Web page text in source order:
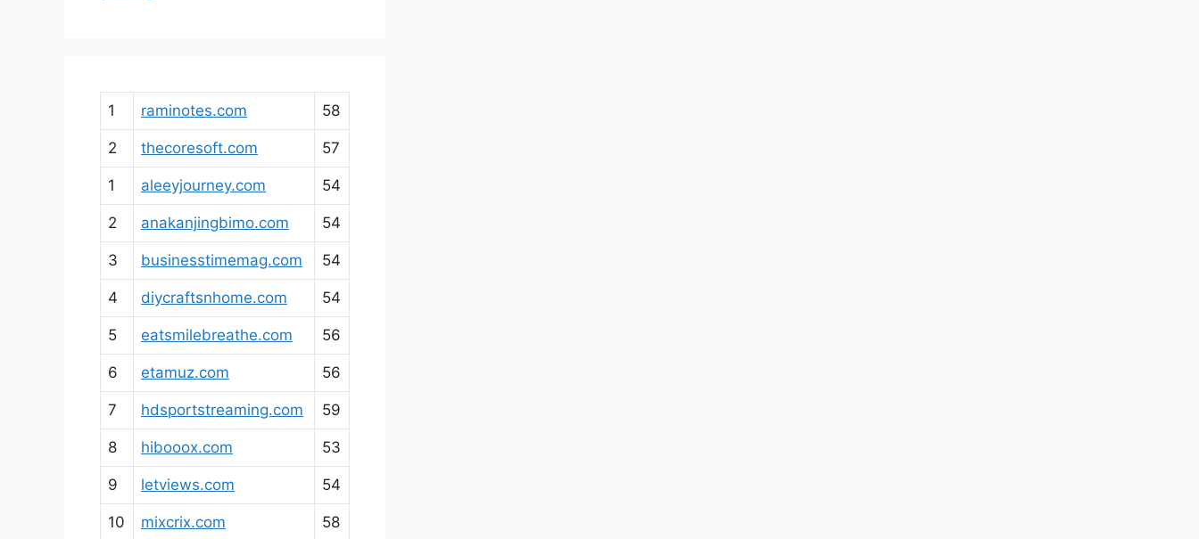
1 raminotes.com 58
2 thecoresoft.com 57
1 aleeyjourney.com 54
2 anakanjingbimo.com 54
3 businesstimemag.com 54
4 diycraftsnhome.com 54
5 eatsmilebreathe.com 56
6 etamuz.com 56
7 hdsportstreaming.com 59
8 hibooox.com 53
9 letviews.com 54
10 mixcrix.com 58